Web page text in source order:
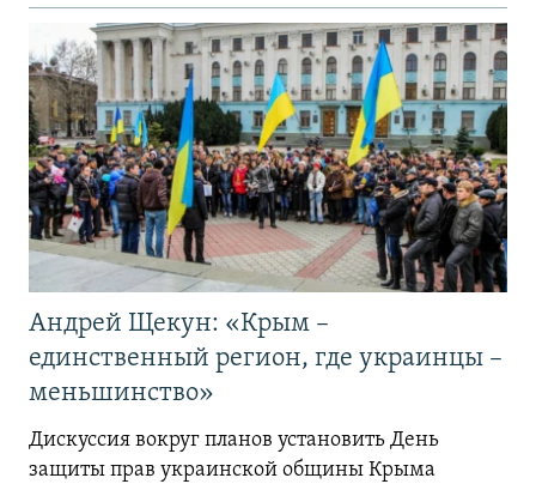
Андрей Щекун: «Крым –
единственный регион, где украинцы –
меньшинство»
Дискуссия вокруг планов установить День
защиты прав украинской общины Крыма